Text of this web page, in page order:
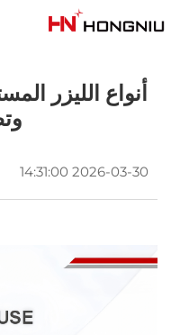
أنواع الليزر
2026-03-30 14:31:00